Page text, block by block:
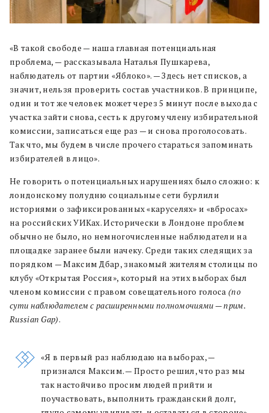
«В такой свободе — наша главная потенциальная
проблема, — рассказывала Наталья Пушкарева,
наблюдатель от партии «Яблоко». — Здесь нет списков, а
значит, нельзя проверить состав участников. В принципе,
один и тот же человек может через 5 минут после выхода с
участка зайти снова, сесть к другому члену избирательной
комиссии, записаться еще раз — и снова проголосовать.
Так что, мы будем в числе прочего стараться запоминать
избирателей в лицо».
Не говорить о потенциальных нарушениях было сложно: к
лондонскому полудню социальные сети бурлили
историями о зафиксированных «каруселях» и «вбросах»
на российских УИКах. Исторически в Лондоне проблем
обычно не было, но немногочисленные наблюдатели на
площадке заранее были начеку. Среди таких следящих за
порядком — Максим Дбар, знакомый жителям столицы по
клубу «Открытая Россия», который на этих выборах был
членом комиссии с правом совещательного голоса(по
сути наблюдателем с расширенными полномочиями — прим.
Russian Gap).
«Я в первый раз наблюдаю на выборах, —
признался Максим. — Просто решил, что раз мы
так настойчиво просим людей прийти и
поучаствовать, выполнить гражданский долг,